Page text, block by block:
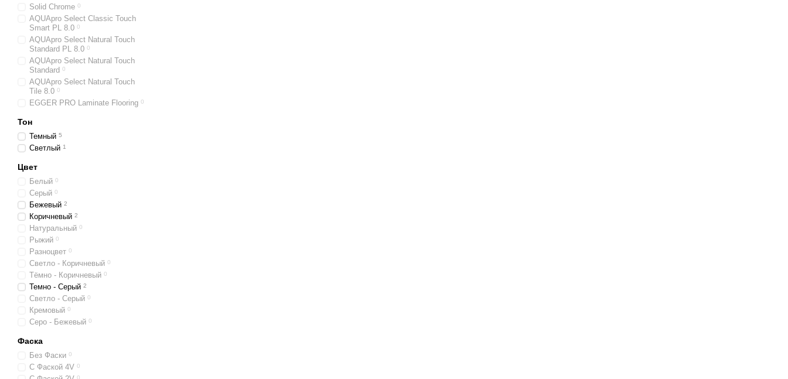
Solid Chrome 0
AQUApro Select Classic Touch
Smart PL 8.0 0
AQUApro Select Natural Touch
Standard PL 8.0 0
AQUApro Select Natural Touch
Standard 0
AQUApro Select Natural Touch
Tile 8.0 0
EGGER PRO Laminate Flooring 0
Тон
Темный 5
Светлый 1
Цвет
Белый 0
Серый 0
Бежевый 2
Коричневый 2
Натуральный 0
Рыжий 0
Разноцвет 0
Светло - Коричневый 0
Тёмно - Коричневый 0
Темно - Серый 2
Светло - Серый 0
Кремовый 0
Серо - Бежевый 0
Фаска
Без Фаски 0
С Фаской 4V 0
0